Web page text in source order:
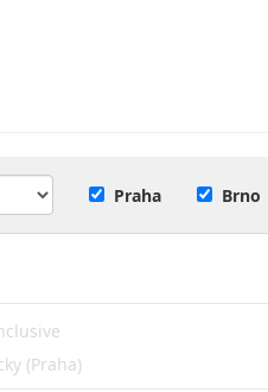
Praha Brno
(Praha)